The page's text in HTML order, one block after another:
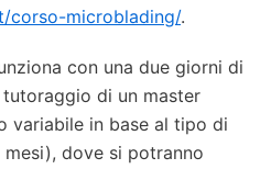
corso-microblading/.
con una due giorni di
di un master
variabile in base al tipo di
dove si potranno